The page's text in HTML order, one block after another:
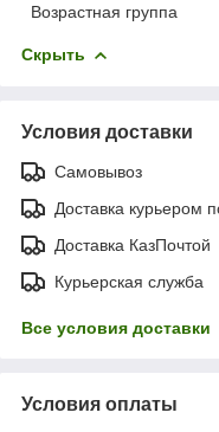
Возрастная группа
Скрыть
Условия доставки
Самовывоз
Доставка курьером
Доставка КазПочтой
Курьерская служба
Все условия доставки
Условия оплаты